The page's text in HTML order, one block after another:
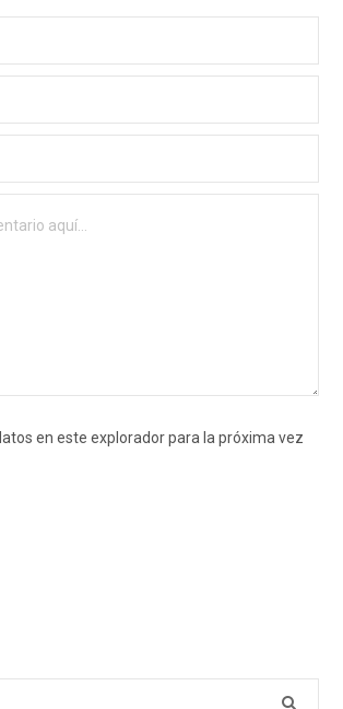
en este explorador para la próxima vez